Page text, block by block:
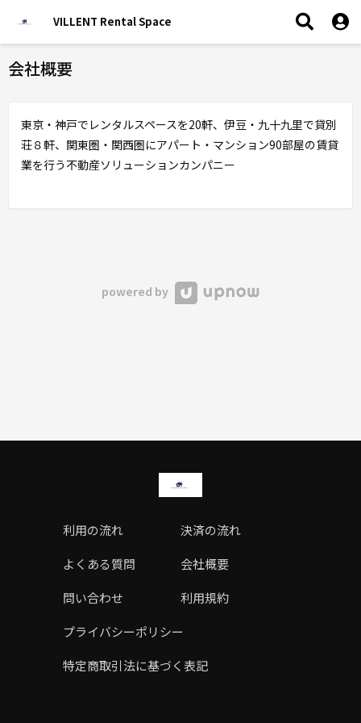
VILLENT Rental Space
会社概要
東京・神戸でレンタルスペースを20軒、伊豆・九十九里で貸別
荘８軒、関東圏・関西圏にアパート・マンション90部屋の賃貸
業を行う不動産ソリューションカンパニー
powered by
利用の流れ
決済の流れ
よくある質問
会社概要
問い合わせ
利用規約
プライバシーポリシー
特定商取引法に基づく表記